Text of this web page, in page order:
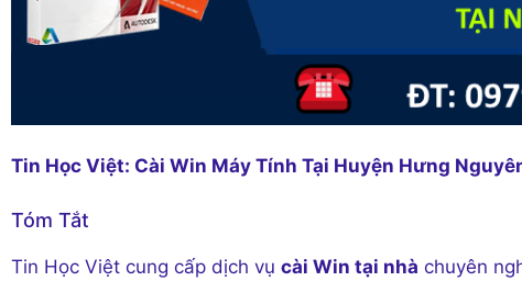
Tin Học Việt: Cài Win Máy Tính Tại Huyện Hưng
Tóm Tắt
Tin Học Việt cung cấp dịch vụ cài Win tại nhà chuyên